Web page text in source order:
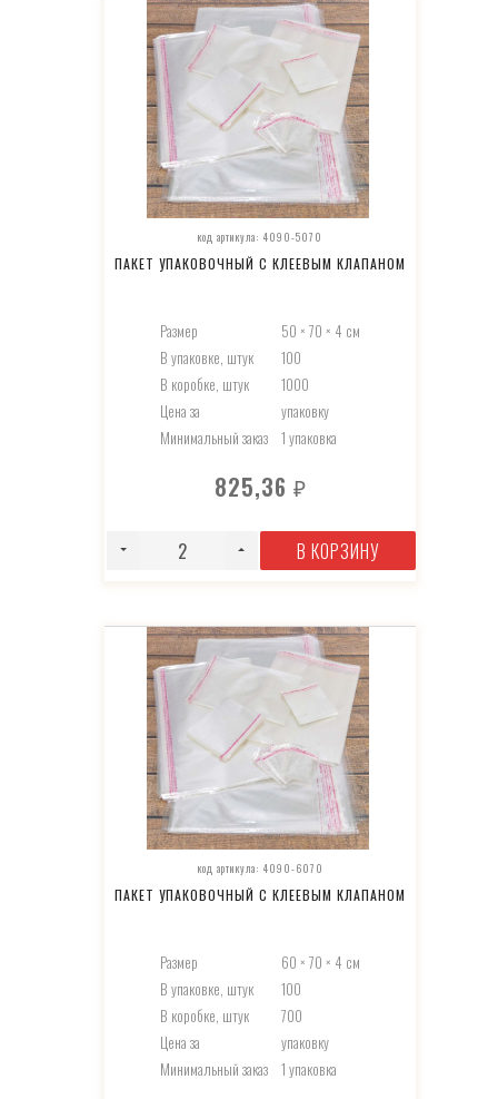
код артикула: 4090-5070
ПАКЕТ УПАКОВОЧНЫЙ С КЛЕЕВЫМ КЛАПАНОМ
Размер
50 × 70 × 4 см
В упаковке, штук
100
В коробке, штук
1000
Цена за
упаковку
Минимальный заказ
1 упаковка
825,36 ₽
В КОРЗИНУ
код артикула: 4090-6070
ПАКЕТ УПАКОВОЧНЫЙ С КЛЕЕВЫМ КЛАПАНОМ
Размер
60 × 70 × 4 см
В упаковке, штук
100
В коробке, штук
700
Цена за
упаковку
Минимальный заказ
1 упаковка